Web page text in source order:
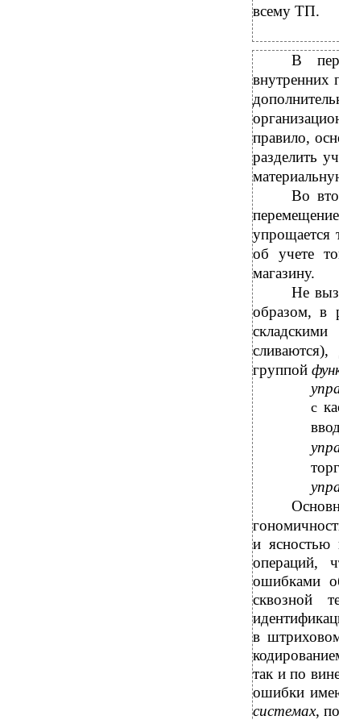
всему ТП.
В
внутренних
правило,
разделить
Во
упрощается
об учете
магазину.
Не
образом, в
группой
с
и ясностью
операций,
ошибками
сквозной
в
так и по
ошибки
системах,